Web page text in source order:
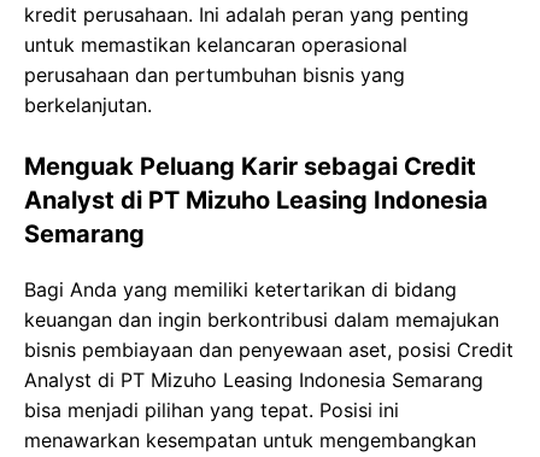
kredit perusahaan. Ini adalah peran yang penting
untuk memastikan kelancaran operasional
perusahaan dan pertumbuhan bisnis yang
berkelanjutan.
Menguak Peluang Karir sebagai Credit
Analyst di PT Mizuho Leasing Indonesia
Semarang
Bagi Anda yang memiliki ketertarikan di bidang
keuangan dan ingin berkontribusi dalam memajukan
bisnis pembiayaan dan penyewaan aset, posisi Credit
Analyst di PT Mizuho Leasing Indonesia Semarang
bisa menjadi pilihan yang tepat. Posisi ini
menawarkan kesempatan untuk mengembangkan